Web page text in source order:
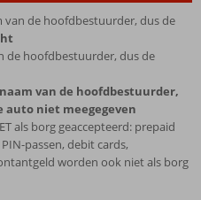
van de hoofdbestuurder, dus de
de hoofdbestuurder, dus de
van de hoofdbestuurder,
auto niet meegegeven
als borg geaccepteerd: prepaid
passen, debit cards,
worden ook niet als borg